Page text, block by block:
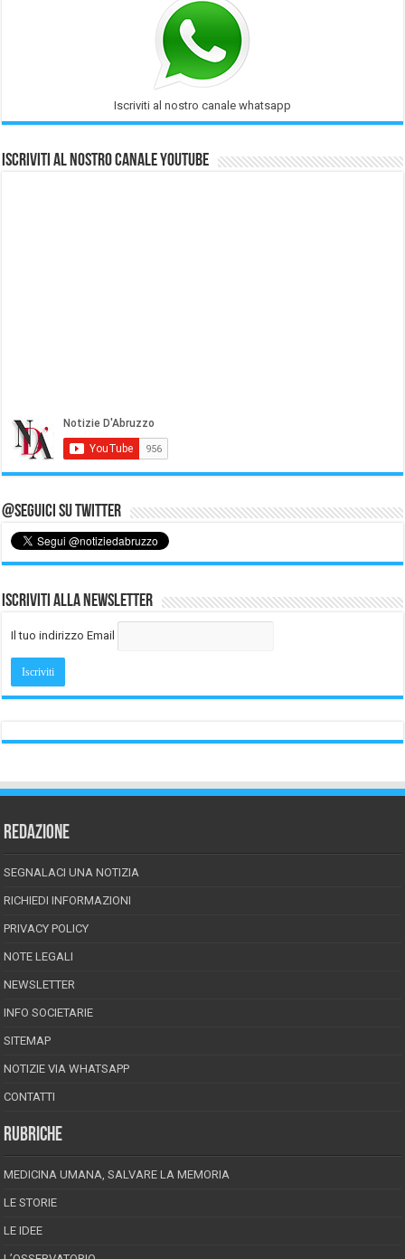
Iscriviti al nostro canale whatsapp
Iscriviti al nostro Canale Youtube
@Seguici su Twitter
Iscriviti alla Newsletter
Il tuo indirizzo Email
REDAZIONE
SEGNALACI UNA NOTIZIA
RICHIEDI INFORMAZIONI
PRIVACY POLICY
NOTE LEGALI
NEWSLETTER
INFO SOCIETARIE
SITEMAP
NOTIZIE VIA WHATSAPP
CONTATTI
RUBRICHE
MEDICINA UMANA, SALVARE LA MEMORIA
LE STORIE
LE IDEE